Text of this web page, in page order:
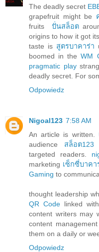
The deadly secret
grapefruit might be
fruits ปั่นสล็อต
origins to how it got
taste is สูตรบาคาร่า
boomed in theWM
pragmatic play
deadly secret. For
Odpowiedz
Nigoal123 7:58 AM
An article is written.
audience สล็อต123
targeted readers.
marketing เซ็กซี่บาคา
Gaming to
thought leadership
QR Codelinked
content writers may
content management
them on a daily or
Odpowiedz